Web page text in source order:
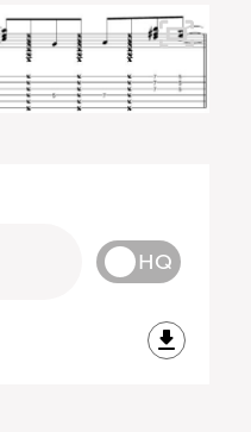
HQ